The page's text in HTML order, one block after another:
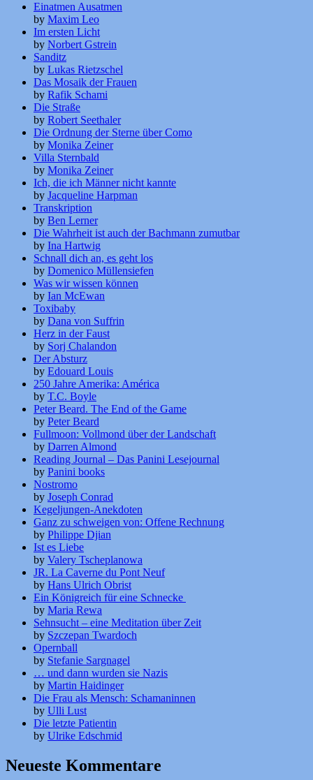
Einatmen Ausatmen
by Maxim Leo
Im ersten Licht
by Norbert Gstrein
Sanditz
by Lukas Rietzschel
Das Mosaik der Frauen
by Rafik Schami
Die Straße
by Robert Seethaler
Die Ordnung der Sterne über Como
by Monika Zeiner
Villa Sternbald
by Monika Zeiner
Ich, die ich Männer nicht kannte
by Jacqueline Harpman
Transkription
by Ben Lerner
Die Wahrheit ist auch der Bachmann zumutbar
by Ina Hartwig
Schnall dich an, es geht los
by Domenico Müllensiefen
Was wir wissen können
by Ian McEwan
Toxibaby
by Dana von Suffrin
Herz in der Faust
by Sorj Chalandon
Der Absturz
by Edouard Louis
250 Jahre Amerika: América
by T.C. Boyle
Peter Beard. The End of the Game
by Peter Beard
Fullmoon: Vollmond über der Landschaft
by Darren Almond
Reading Journal – Das Panini Lesejournal
by Panini books
Nostromo
by Joseph Conrad
Kegeljungen-Anekdoten
Ganz zu schweigen von: Offene Rechnung
by Philippe Djian
Ist es Liebe
by Valery Tscheplanowa
JR. La Caverne du Pont Neuf
by Hans Ulrich Obrist
Ein Königreich für eine Schnecke
by Maria Rewa
Sehnsucht – eine Meditation über Zeit
by Szczepan Twardoch
Opernball
by Stefanie Sargnagel
… und dann wurden sie Nazis
by Martin Haidinger
Die Frau als Mensch: Schamaninnen
by Ulli Lust
Die letzte Patientin
by Ulrike Edschmid
Neueste Kommentare